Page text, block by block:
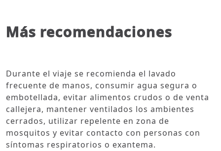
Más recomendaciones
Durante el viaje se recomienda el lavado
frecuente de manos, consumir agua segura o
embotellada, evitar alimentos crudos o de venta
callejera, mantener ventilados los ambientes
cerrados, utilizar repelente en zona de
mosquitos y evitar contacto con personas con
síntomas respiratorios o exantema.